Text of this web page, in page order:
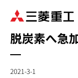
脱炭素へ急
2021-3-1